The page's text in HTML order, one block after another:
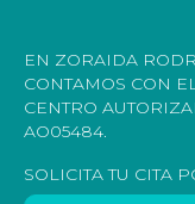
EN ZORAIDA
CONTAMOS CON
CENTRO
AO05484.
SOLICITA TU CITA